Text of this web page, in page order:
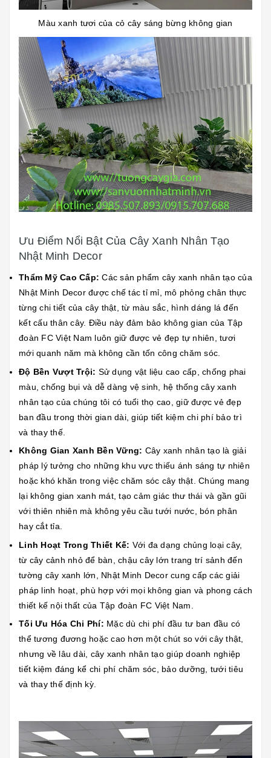
Màu xanh tươi của cỏ cây sáng bừng không gian
Ưu Điểm Nổi Bật Của Cây Xanh Nhân Tạo
Nhật Minh Decor
Thẩm Mỹ Cao Cấp: Các sản phẩm cây xanh nhân tạo của
Nhật Minh Decor được chế tác tỉ mỉ, mô phỏng chân thực
từng chi tiết của cây thật, từ màu sắc, hình dáng lá đến
kết cấu thân cây. Điều này đảm bảo không gian của Tập
đoàn FC Việt Nam luôn giữ được vẻ đẹp tự nhiên, tươi
mới quanh năm mà không cần tốn công chăm sóc.
Độ Bền Vượt Trội: Sử dụng vật liệu cao cấp, chống phai
màu, chống bụi và dễ dàng vệ sinh, hệ thống cây xanh
nhân tạo của chúng tôi có tuổi thọ cao, giữ được vẻ đẹp
ban đầu trong thời gian dài, giúp tiết kiệm chi phí bảo trì
và thay thế.
Không Gian Xanh Bền Vững: Cây xanh nhân tạo là giải
pháp lý tưởng cho những khu vực thiếu ánh sáng tự nhiên
hoặc khó khăn trong việc chăm sóc cây thật. Chúng mang
lại không gian xanh mát, tạo cảm giác thư thái và gần gũi
với thiên nhiên mà không yêu cầu tưới nước, bón phân
hay cắt tỉa.
Linh Hoạt Trong Thiết Kế: Với đa dạng chủng loại cây,
từ cây cảnh nhỏ để bàn, chậu cây lớn trang trí sảnh đến
tường cây xanh lớn, Nhật Minh Decor cung cấp các giải
pháp linh hoạt, phù hợp với mọi không gian và phong cách
thiết kế nội thất của Tập đoàn FC Việt Nam.
Tối Ưu Hóa Chi Phí: Mặc dù chi phí đầu tư ban đầu có
thể tương đương hoặc cao hơn một chút so với cây thật,
nhưng về lâu dài, cây xanh nhân tạo giúp doanh nghiệp
tiết kiệm đáng kể chi phí chăm sóc, bảo dưỡng, tưới tiêu
và thay thế định kỳ.